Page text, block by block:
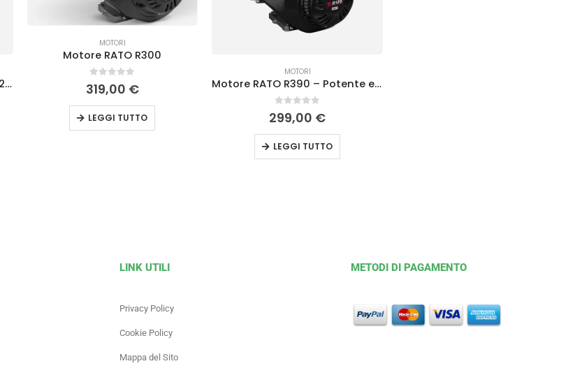
Motore Loncin 2V80FD 764cc 25,4×80
MOTORI
Motore RATO R300
0Su 5
319,00 €
LEGGI TUTTO
MOTORI
Motore RATO R390 – Potente e Affidabile
0Su 5
299,00 €
LEGGI TUTTO
LINK UTILI
Privacy Policy
Cookie Policy
Mappa del Sito
METODI DI PAGAMENTO